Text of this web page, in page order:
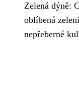
Zelená dýně:
oblíbená
nepřeberné